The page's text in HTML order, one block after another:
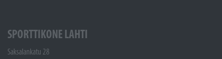
SPORTTIKONE LAHTI
Saksalankatu 28